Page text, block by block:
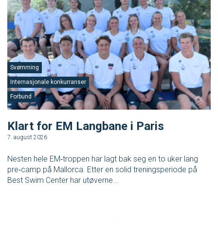
Forbund
Internasjonale konkurranser
Svømming
Klart for EM Langbane i Paris
7. august 2026
Nesten hele EM‑troppen har lagt bak seg en to uker lang
pre‑camp på Mallorca. Etter en solid treningsperiode på
Best Swim Center har utøverne...